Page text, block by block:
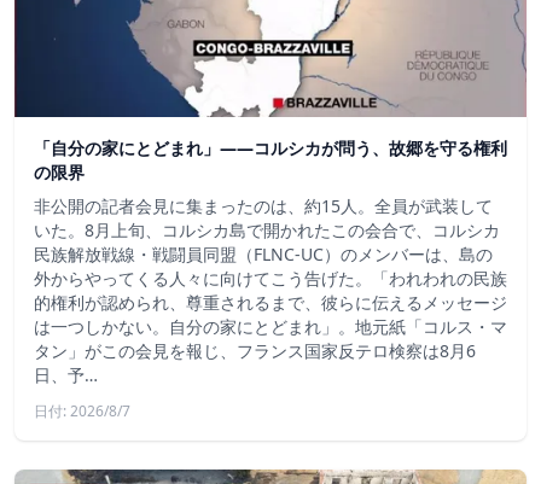
「自分の家にとどまれ」——コルシカが問う、故郷を守る権利
の限界
非公開の記者会見に集まったのは、約15人。全員が武装して
いた。8月上旬、コルシカ島で開かれたこの会合で、コルシカ
民族解放戦線・戦闘員同盟（FLNC-UC）のメンバーは、島の
外からやってくる人々に向けてこう告げた。「われわれの民族
的権利が認められ、尊重されるまで、彼らに伝えるメッセージ
は一つしかない。自分の家にとどまれ」。地元紙「コルス・マ
タン」がこの会見を報じ、フランス国家反テロ検察は8月6
日、予…
日付: 2026/8/7